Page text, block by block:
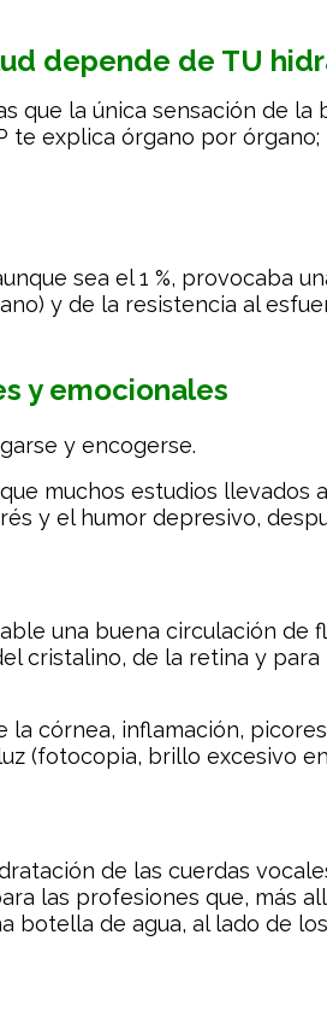
depende de TU
que la única sensación de
te explica órgano por
sea el 1 %, provocaba
y de la resistencia al
y emocionales
y encogerse.
muchos estudios
y el humor depresivo,
una buena circulación
cristalino, de la retina y
córnea, inflamación,
(fotocopia, brillo excesivo
de las cuerdas
las profesiones que, más
botella de agua, al lado de